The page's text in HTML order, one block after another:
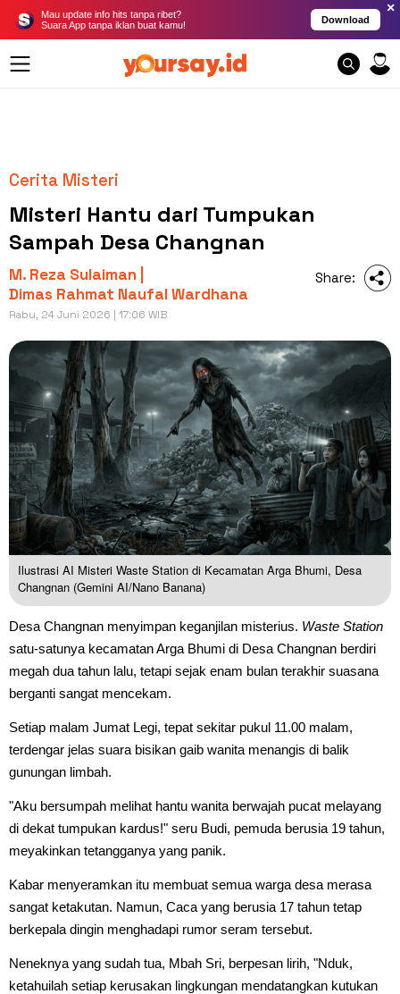
Mau update info hits tanpa ribet?
Suara App tanpa iklan buat kamu!
Download
×
Cerita Misteri
Misteri Hantu dari Tumpukan
Sampah Desa Changnan
M. Reza Sulaiman |
Dimas Rahmat Naufal Wardhana
Rabu, 24 Juni 2026 | 17:06 WIB
Share:
Ilustrasi AI Misteri Waste Station di Kecamatan Arga Bhumi, Desa
Changnan (Gemini AI/Nano Banana)
Desa Changnan menyimpan keganjilan misterius. Waste Station
satu-satunya kecamatan Arga Bhumi di Desa Changnan berdiri
megah dua tahun lalu, tetapi sejak enam bulan terakhir suasana
berganti sangat mencekam.
Setiap malam Jumat Legi, tepat sekitar pukul 11.00 malam,
terdengar jelas suara bisikan gaib wanita menangis di balik
gunungan limbah.
"Aku bersumpah melihat hantu wanita berwajah pucat melayang
di dekat tumpukan kardus!" seru Budi, pemuda berusia 19 tahun,
meyakinkan tetangganya yang panik.
Kabar menyeramkan itu membuat semua warga desa merasa
sangat ketakutan. Namun, Caca yang berusia 17 tahun tetap
berkepala dingin menghadapi rumor seram tersebut.
Neneknya yang sudah tua, Mbah Sri, berpesan lirih, "Nduk,
ketahuilah setiap kerusakan lingkungan mendatangkan kutukan